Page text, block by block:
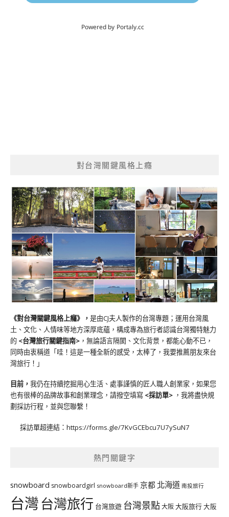
對台灣關鍵風格上癮
《對台灣關鍵風格上癮》 ， 是由CJ夫人製作的台灣專題；運用台灣風
土、文化、人情味等地方深厚底蘊，構成專為旅行者認識台灣獨特魅力
的 <台灣旅行關鍵指南> ，無論語言隔閡、文化背景，都能心動不已，
同時由衷稱道「哇！這是一種全新的感受，太棒了，我要推薦朋友來台
灣旅行！」
目前， 我仍在持續挖掘用心生活、處事謹慎的匠人職人創業家，如果您
也有很棒的品牌故事和創業理念，請撥空填寫 <採訪單> ，我將盡快規
劃採訪行程，並與您聯繫！
採訪單超連結： https://forms.gle/7KvGCEbcu7U7ySuN7
熱門關鍵字
snowboard snowboardgirl snowboard新手 京都 北海道 南投旅行
台灣台灣旅行 台灣旅遊 台灣景點大阪大阪旅行大阪